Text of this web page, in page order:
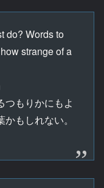
do? Words to
strange of a
つもりかにもよ
もしれない。